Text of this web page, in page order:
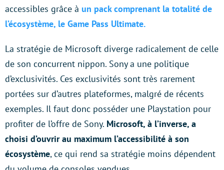
accessibles grâce à un pack comprenant la totalité de
l’écosystème, le Game Pass Ultimate.
La stratégie de Microsoft diverge radicalement de celle
de son concurrent nippon. Sony a une politique
d’exclusivités. Ces exclusivités sont très rarement
portées sur d’autres plateformes, malgré de récents
exemples. Il faut donc posséder une Playstation pour
profiter de l’offre de Sony. Microsoft, à l’inverse, a
choisi d’ouvrir au maximum l’accessibilité à son
écosystème, ce qui rend sa stratégie moins dépendent